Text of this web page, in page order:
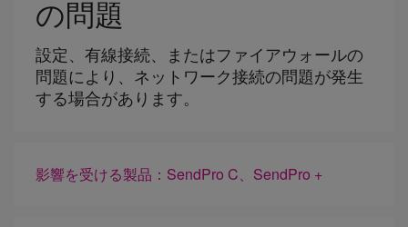
の問題
設定、有線接続、またはファイアウォールの
問題により、ネットワーク接続の問題が発生
する場合があります。
影響を受ける製品：SendPro C、SendPro +